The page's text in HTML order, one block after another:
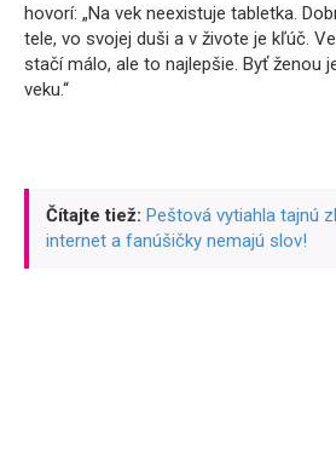
hovorí: „Na vek neexistuje tabletka.
tele, vo svojej duši a v živote je kľúč.
stačí málo, ale to najlepšie. Byť ženou
veku.“
Čítajte tiež: Peštová vytiahla tajnú
internet a fanúšičky nemajú slov!